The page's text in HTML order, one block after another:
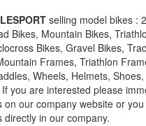
selling model bikes :
Bikes, Mountain Bikes,
Bikes, Gravel Bikes,
Frames, Triathlon
Wheels, Helmets,
you are interested please
on our company website or
directly in our company.